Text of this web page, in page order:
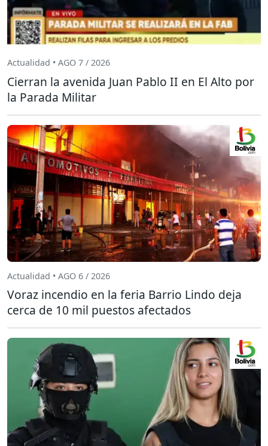
Actualidad • AGO 7 / 2026
Cierran la avenida Juan Pablo II en El Alto por
la Parada Militar
Actualidad • AGO 6 / 2026
Voraz incendio en la feria Barrio Lindo deja
cerca de 10 mil puestos afectados